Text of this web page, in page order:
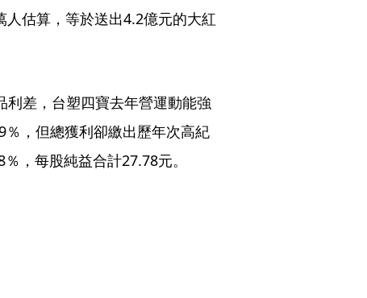
估算，等於送出4.2億元的大紅
差，台塑四寶去年營運動能強
，但總獲利卻繳出歷年次高紀
，每股純益合計27.78元。